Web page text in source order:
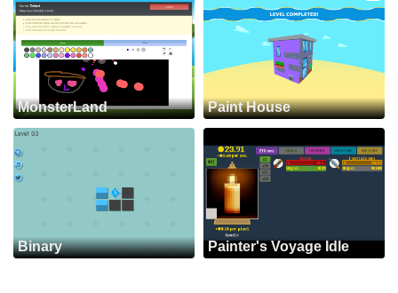
MonsterLand Paint House
Binary Painter's Voyage Idle